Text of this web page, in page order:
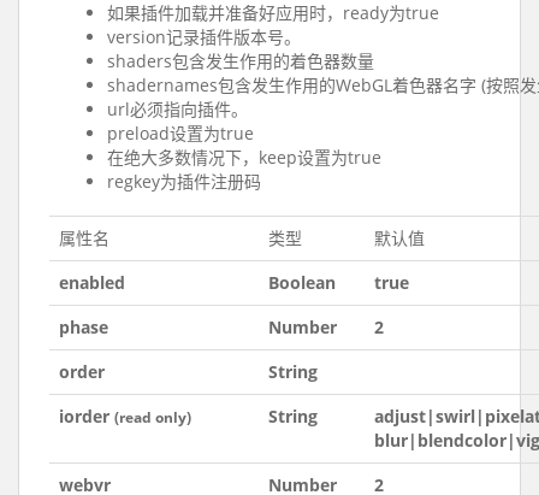
如果插件加载并准备好应用时，ready为true
version记录插件版本号。
shaders包含发生作用的着色器数量
shadernames包含发生作用的WebGL着色器名字 (按照
url必须指向插件。
preload设置为true
在绝大多数情况下，keep设置为true
regkey为插件注册码
属性名 类型
默认值
enabled
Boolean
true
phase
Number
2
order
String
iorder (read only) String
webvr
Number 2